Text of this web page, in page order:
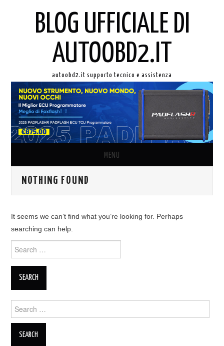
BLOG UFFICIALE DI
AUTOOBD2.IT
autoobd2.it supporto tecnico e assistenza
MENU
ORIGINALE LAUNCH X431
ECU PROGRAMMATORE
KEY CUTTING MACHINE
ALIENTECH KESS V3
XHORSE VVDI
NOTHING FOUND
It seems we can’t find what you’re looking for. Perhaps
searching can help.
Search for:
Search for: